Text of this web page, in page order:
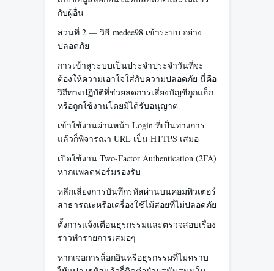
กับผู้อื่น
ส่วนที่ 2 — วิธี medee98 เข้าระบบ อย่าง
ปลอดภัย
การเข้าสู่ระบบเป็นประจำประจำวันที่จะ
ต้องให้ความเอาใจใส่กับความปลอดภัย นี่คือ
วิถีทางปฏิบัติที่ช่วยลดการเสี่ยงบัญชีถูกแฮ็ก
หรือถูกใช้งานโดยมิได้รับอนุญาต
เข้าใช้งานผ่านหน้า Login ที่เป็นทางการ
แล้วก็พิจารณา URL เป็น HTTPS เสมอ
เปิดใช้งาน Two-Factor Authentication (2FA)
หากแพลตฟอร์มรองรับ
หลีกเลี่ยงการบันทึกรหัสผ่านบนคอมพิวเตอร์
สาธารณะหรือเครื่องใช้ไม้สอยที่ไม่ปลอดภัย
ตั้งการแจ้งเตือนธุรกรรมและตรวจสอบเรื่อง
ราวทำรายการเสมอๆ
หากเจอการล็อกอินหรือธุรกรรมที่ไม่ทราบ